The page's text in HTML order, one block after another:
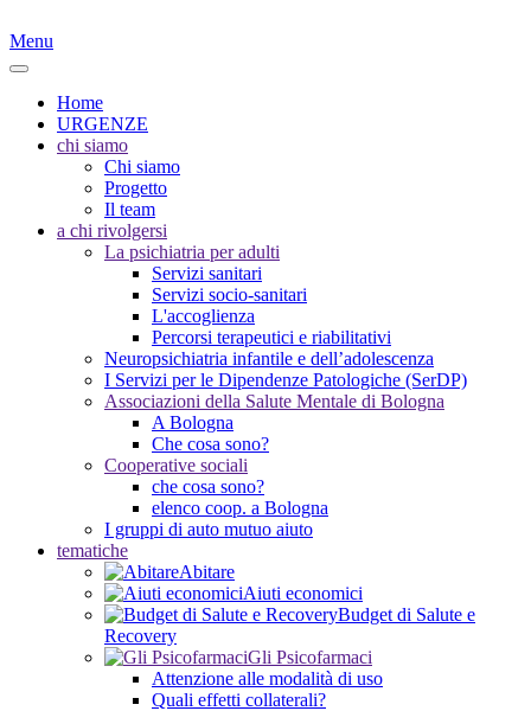
Menu
Home
URGENZE
chi siamo
Chi siamo
Progetto
Il team
a chi rivolgersi
La psichiatria per adulti
Servizi sanitari
Servizi socio-sanitari
L'accoglienza
Percorsi terapeutici e riabilitativi
Neuropsichiatria infantile e dell’adolescenza
I Servizi per le Dipendenze Patologiche (SerDP)
Associazioni della Salute Mentale di Bologna
A Bologna
Che cosa sono?
Cooperative sociali
che cosa sono?
elenco coop. a Bologna
I gruppi di auto mutuo aiuto
tematiche
Abitare
Aiuti economici
Budget di Salute e
Recovery
Gli Psicofarmaci
Attenzione alle modalità di uso
Quali effetti collaterali?